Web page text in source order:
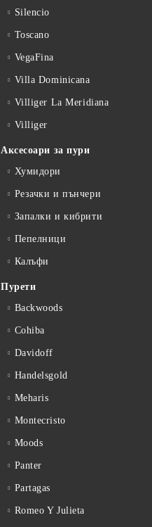
Silencio
Toscano
VegaFina
Villa Dominicana
Villiger La Meridiana
Villiger
Аксесоари за пури
Хумидори
Резачки и пънчери
Запалки и кибрити
Пепелници
Калъфи
Пурети
Backwoods
Cohiba
Davidoff
Handelsgold
Meharis
Montecristo
Moods
Panter
Partagas
Romeo Y Julieta